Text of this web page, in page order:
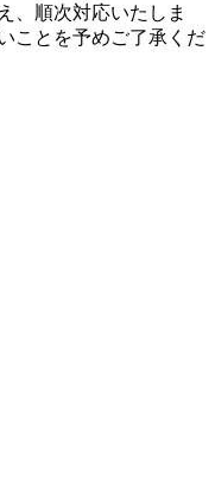
、順次対応いたしま
ことを予めご了承くだ